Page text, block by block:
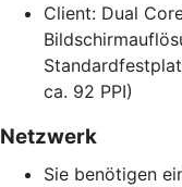
Client: Dual
ca. 92 PPI)
Netzwerk
Sie benötigen